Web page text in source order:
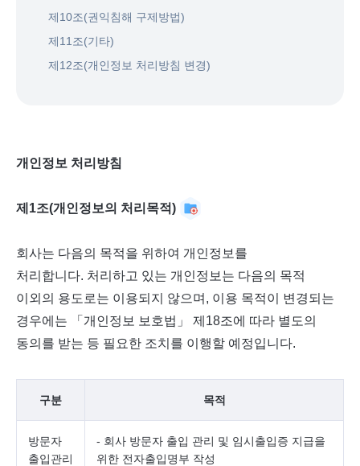
제10조(권익침해 구제방법)
제11조(기타)
제12조(개인정보 처리방침 변경)
개인정보 처리방침
제1조(개인정보의 처리목적)
회사는 다음의 목적을 위하여 개인정보를
처리합니다. 처리하고 있는 개인정보는 다음의 목적
이외의 용도로는 이용되지 않으며, 이용 목적이 변경되는
경우에는 「개인정보 보호법」 제18조에 따라 별도의
동의를 받는 등 필요한 조치를 이행할 예정입니다.
구분 목적
방문자
출입관리
- 회사 방문자 출입 관리 및 임시출입증 지급을
위한 전자출입명부 작성